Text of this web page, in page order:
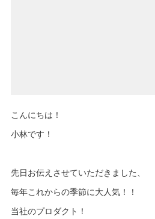
こんにちは！
小林です！
先日お伝えさせていただきました、
毎年これからの季節に大人気！！
当社のプロダクト！